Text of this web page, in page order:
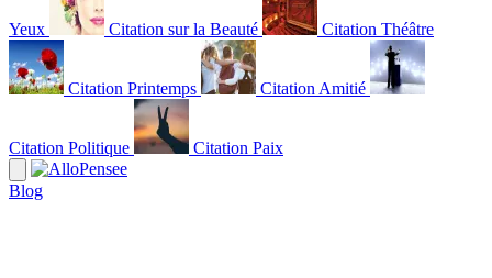
Yeux Citation sur la Beauté Citation Théâtre
Citation Printemps Citation Amitié
Citation Politique Citation Paix
Blog